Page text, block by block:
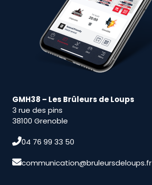
GMH38 – Les Brûleurs de Loups
3 rue des pins
38100 Grenoble
04 76 99 33 50
communication@bruleursdeloups.fr